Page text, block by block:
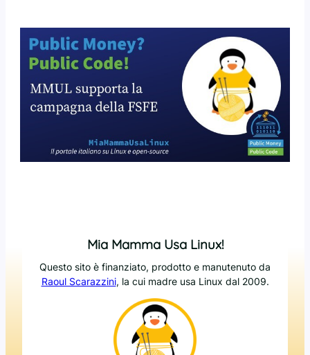
Mia Mamma Usa Linux!
Questo sito è finanziato, prodotto e manutenuto da
Raoul Scarazzini, la cui madre usa Linux dal 2009.